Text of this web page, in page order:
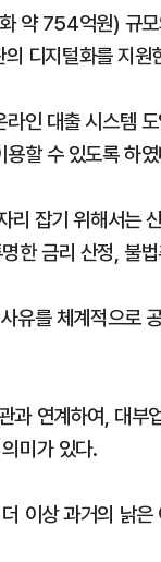
약 754억원) 규
디지털화를 지원
라인 대출 시스템
할 수 있도록 하
리 잡기 위해서는
한 금리 산정, 불
유를 체계적으로
과 연계하여, 대
미가 있다.
이상 과거의 낡